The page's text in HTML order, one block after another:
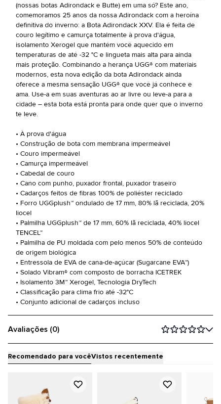
(nossas botas Adirondack e Butte) em uma só? Este ano,
comemoramos 25 anos da nossa Adirondack com a heroína
definitiva do inverno: a Bota Adirondack XXV. Ela é feita de
couro legítimo e camurça totalmente à prova d'água,
isolamento Xerogel que mantém você aquecido em
temperaturas de até -32 °C e lingueta mais alta para ainda
mais proteção. Combinando a herança UGG® com materiais
modernos, esta nova edição da bota Adirondack ainda
oferece a mesma sensação UGG® que você já conhece e
ama. Use-a em suas aventuras ao ar livre ou leve-a para a
cidade – esta bota está pronta para onde quer que o inverno
te leve.
• À prova d'água
• Construção de bota com membrana impermeável
• Couro impermeável
• Camurça impermeável
• Cabedal de couro
• Cano com punho, puxador frontal, puxador traseiro
• Cadarços feitos de fibras 100% de poliéster reciclado
• Forro UGGplush™ ondulado de 17 mm, 80% lã reciclada, 20%
liocel
• Palmilha UGGplush™ de 17 mm, 60% lã reciclada, 40% liocel
TENCEL™
• Palmilha de PU moldada com pelo menos 50% de conteúdo
de origem biológica
• Entressola de EVA de cana-de-açúcar (Sugarcane EVA™)
• Solado Vibram® com composto de borracha ICETREK
• Isolamento 3M™ Xerogel, Tecnologia DryTech
• Classificação para clima frio até -32°C
• Conjunto adicional de cadarços incluso
Avaliações (0)
Recomendado para vocêVistos recentemente